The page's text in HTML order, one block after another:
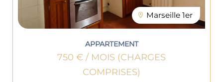
Marseille 1er
APPARTEMENT
750 € / MOIS (CHARGES
COMPRISES)